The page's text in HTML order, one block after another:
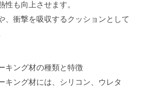
性も向上させます。
、衝撃を吸収するクッションとして
キング材の種類と特徴
キング材には、シリコン、ウレタ